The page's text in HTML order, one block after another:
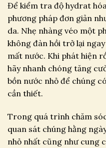
Để kiểm tra độ hydrat
phương pháp đơn giản
da. Nhẹ nhàng véo một
không đàn hồi trở lại
mất nước. Khi phát hiện
hãy nhanh chóng tăng
bồn nước nhỏ để chúng
cần thiết.
Trong quá trình chăm
quan sát chúng hằng
nhỏ nhất cũng như cung